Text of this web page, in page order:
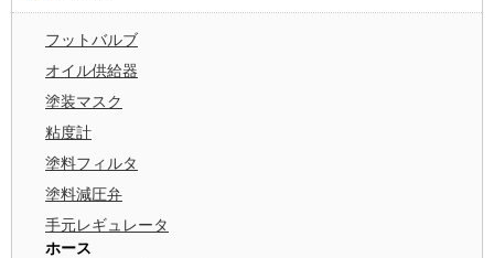
フットバルブ
オイル供給器
塗装マスク
粘度計
塗料フィルタ
塗料減圧弁
手元レギュレータ
ホース